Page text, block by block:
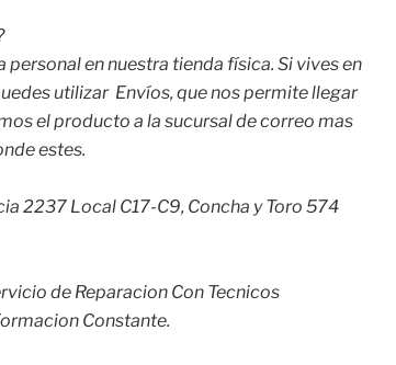
en nuestra tienda física. Si vives en
utilizar Envíos, que nos permite llegar
el producto a la sucursal de correo mas
estes.
2237 Local C17-C9, Concha y Toro 574
de Reparacion Con Tecnicos
Constante.